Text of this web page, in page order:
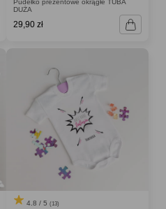
Pudełko prezentowe okrągłe TUBA
DUŻA
29,90 zł
4.8 / 5 (13)